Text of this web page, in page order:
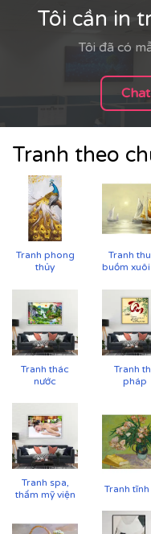
Cận cảnh tranh in
Tôi cần in
Tôi đã có
Tranh theo
Tranh phong
thủy
Tranh
buồm
Tranh thác
nước
Tranh
pháp
Tranh spa,
thẩm mỹ viện
Tranh